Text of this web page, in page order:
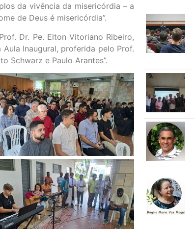
da vivência da misericórdia – a
de Deus é misericórdia”.
Dr. Pe. Elton Vitoriano Ribeiro,
Inaugural, proferida pelo Prof.
Schwarz e Paulo Arantes”.